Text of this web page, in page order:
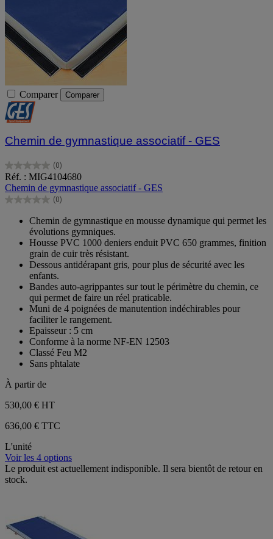
Comparer Comparer
Chemin de gymnastique associatif - GES
(0)
0.0
sur
5
étoiles.
Réf. : MIG4104680
Chemin de gymnastique associatif - GES
(0)
0.0
étoiles.
Chemin de gymnastique en mousse dynamique qui permet les
évolutions gymniques.
Housse PVC 1000 deniers enduit PVC 650 grammes, finition
grain de cuir très résistant.
Dessous antidérapant gris, pour plus de sécurité avec les
enfants.
Bandes auto-agrippantes sur tout le périmètre du chemin, ce
qui permet de faire un réel praticable.
Muni de 4 poignées de manutention indéchirables pour
faciliter le rangement.
Epaisseur : 5 cm
Conforme à la norme NF-EN 12503
Classé Feu M2
Sans phtalate
À partir de
530,00 € HT
636,00 € TTC
L'unité
Voir les 4 options
Le produit est actuellement indisponible. Il sera bientôt de retour en
stock.